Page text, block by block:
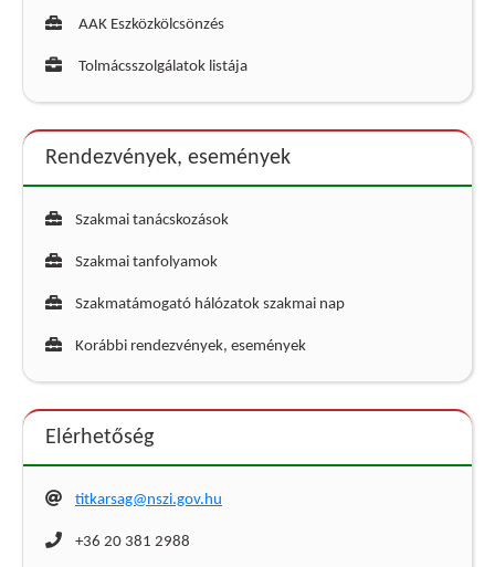
AAK Eszközkölcsönzés
Tolmácsszolgálatok listája
Rendezvények, események
Szakmai tanácskozások
Szakmai tanfolyamok
Szakmatámogató hálózatok szakmai nap
Korábbi rendezvények, események
Elérhetőség
titkarsag@nszi.gov.hu
+36 20 381 2988